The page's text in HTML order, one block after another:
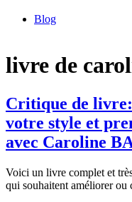
Blog
livre de
Critique de
votre style et
avec Caroline
Voici un livre complet et
qui souhaitent améliorer ou